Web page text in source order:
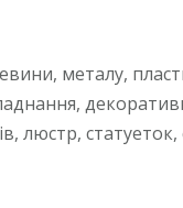
металу,
люстр,